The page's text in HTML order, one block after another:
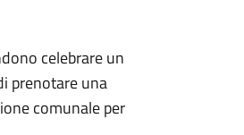
celebrare un
prenotare una
comunale per